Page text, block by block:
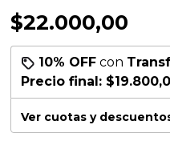
$22.000,00
10% OFF con
Precio final:
Ver cuotas y